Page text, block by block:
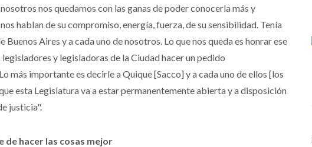
nos quedamos con las ganas de poder conocerla más y
hablan de su compromiso, energía, fuerza, de su sensibilidad. Tenía
Aires y a cada uno de nosotros. Lo que nos queda es honrar ese
y legisladoras de la Ciudad hacer un pedido
más importante es decirle a Quique [Sacco] y a cada uno de ellos [los
esta Legislatura va a estar permanentemente abierta y a disposición
justicia".
hacer las cosas mejor